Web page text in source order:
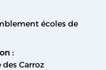
écoles de
:
Carroz